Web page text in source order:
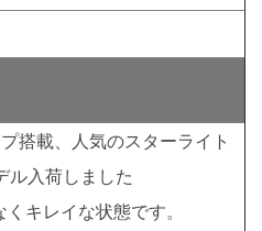
搭載、人気のスターライト
ル入荷しました
キレイな状態です。